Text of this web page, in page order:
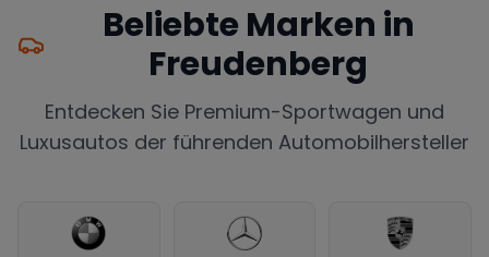
Beliebte Marken in
Freudenberg
Entdecken Sie Premium-Sportwagen und
Luxusautos der führenden Automobilhersteller